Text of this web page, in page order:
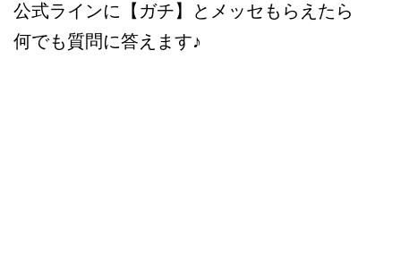
公式ラインに【ガチ】とメッセもらえたら
何でも質問に答えます♪